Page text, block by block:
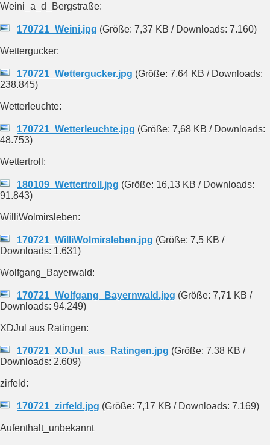
Weini_a_d_Bergstraße:
170721_Weini.jpg (Größe: 7,37 KB / Downloads: 7.160)
Wettergucker:
170721_Wettergucker.jpg (Größe: 7,64 KB / Downloads:
238.845)
Wetterleuchte:
170721_Wetterleuchte.jpg (Größe: 7,68 KB / Downloads:
48.753)
Wettertroll:
180109_Wettertroll.jpg (Größe: 16,13 KB / Downloads:
91.843)
WilliWolmirsleben:
170721_WilliWolmirsleben.jpg (Größe: 7,5 KB /
Downloads: 1.631)
Wolfgang_Bayerwald:
170721_Wolfgang_Bayernwald.jpg (Größe: 7,71 KB /
Downloads: 94.249)
XDJul aus Ratingen:
170721_XDJul_aus_Ratingen.jpg (Größe: 7,38 KB /
Downloads: 2.609)
zirfeld:
170721_zirfeld.jpg (Größe: 7,17 KB / Downloads: 7.169)
Aufenthalt_unbekannt